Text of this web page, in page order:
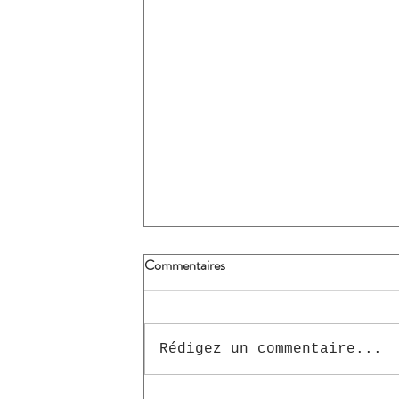
Commentaires
Rédigez un commentaire...